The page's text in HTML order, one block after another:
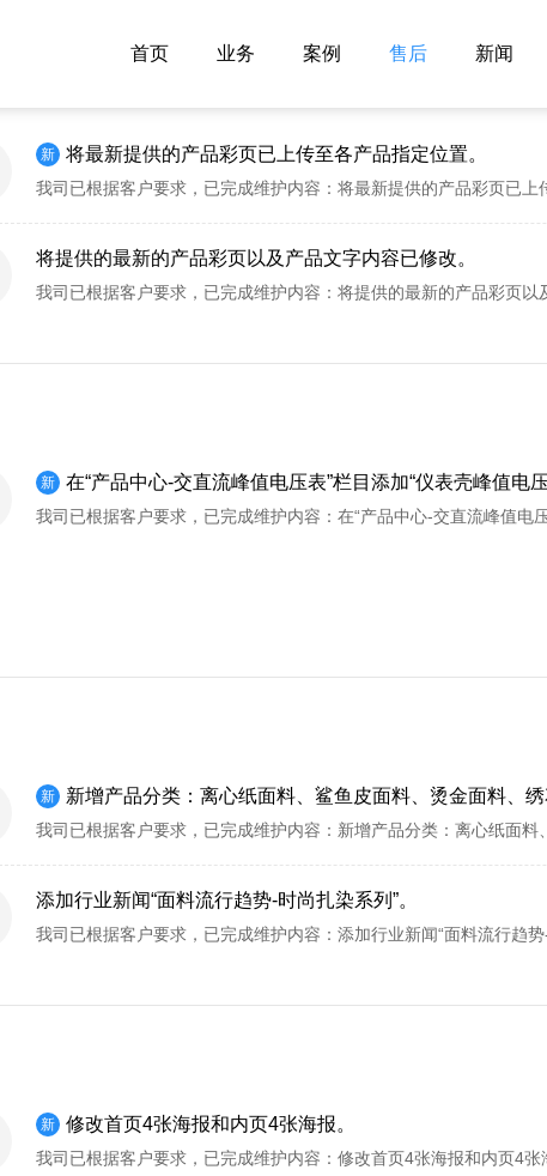
首页 业务 案例 售后 新闻
新 将最新提供的产品彩页已上传至各产品指定位置。
将提供的最新的产品彩页以及产品文字内容已修改。
新 在“产品中心-交直流峰值电压表”栏目添加“仪表壳峰值电压表”产品
新 新增产品分类：离心纸面料、鲨鱼皮面料、烫金面料、绣
添加行业新闻“面料流行趋势-时尚扎染系列”。
新 修改首页4张海报和内页4张海报。